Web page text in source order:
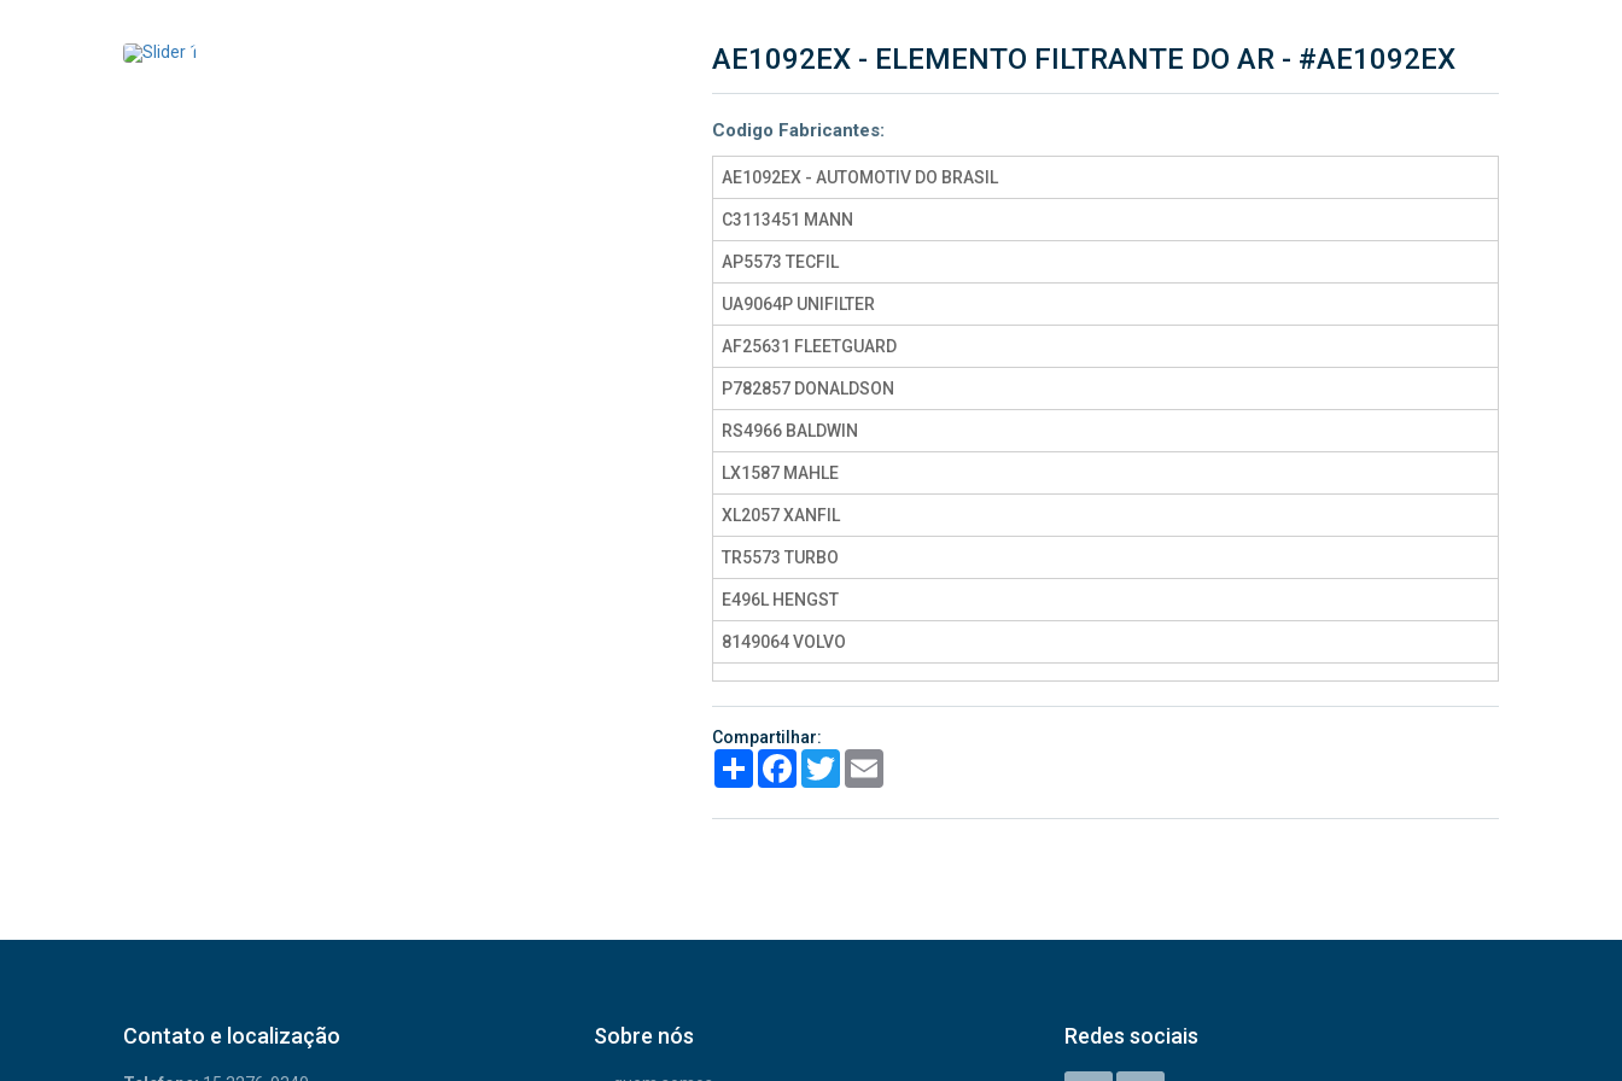
AE1092EX - ELEMENTO FILTRANTE DO AR - #AE1092EX
Codigo Fabricantes:
AE1092EX - AUTOMOTIV DO BRASIL
C3113451 MANN
AP5573 TECFIL
UA9064P UNIFILTER
AF25631 FLEETGUARD
P782857 DONALDSON
RS4966 BALDWIN
LX1587 MAHLE
XL2057 XANFIL
TR5573 TURBO
E496L HENGST
8149064 VOLVO
Compartilhar:
ShareFacebook
TwitterEmail
Contato e localização Sobre nós Redes sociais